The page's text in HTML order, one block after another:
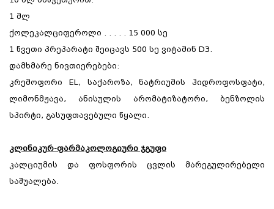
1 მლ
ქოლეკალციფეროლი . . . . . 15 000 სე
1 წვეთი პრეპარატი შეიცავს 500 სე ვიტამინ D3.
დამხმარე ნივთიერებები:
კრემოფორი EL, საქაროზა, ნატრიუმის ჰიდროფოსფატი,
ლიმონმჟავა, ანისულის არომატიზატორი, ბენზოლის
სპირტი, გასუფთავებული წყალი.
კლინიკურ-ფარმაკოლოგიური ჯგუფი
კალციუმის და ფოსფორის ცვლის მარეგულირებელი
საშუალება.